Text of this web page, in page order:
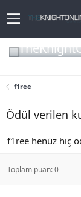
f1ree
Ödül verilen
f1ree henüz hiç
Toplam puan: 0